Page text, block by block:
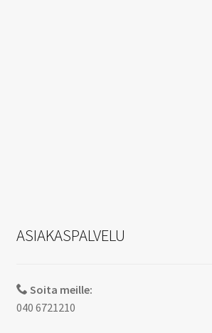
ASIAKASPALVELU
Soita meille:
040 6721210